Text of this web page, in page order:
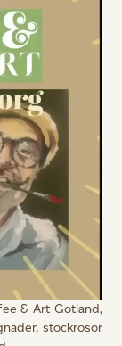
& Art Gotland,
stockrosor